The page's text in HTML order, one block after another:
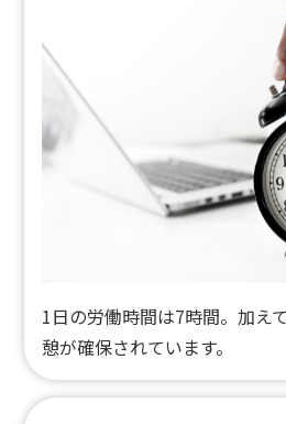
1日の労働時間は7時間。加え
憩が確保されています。